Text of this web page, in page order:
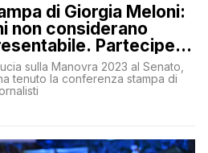
di Giorgia Meloni:
non considerano
Parteciperò
sulla Manovra 2023 al Senato,
tenuto la conferenza stampa di